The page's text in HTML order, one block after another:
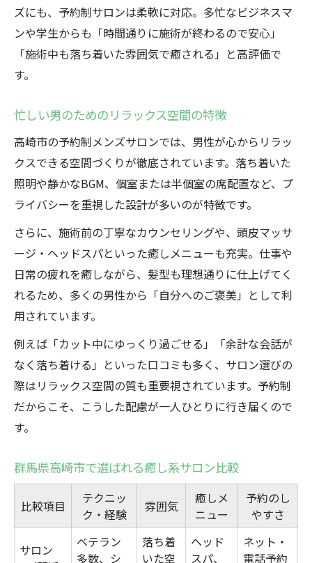
ズにも、予約制サロンは柔軟に対応。多忙なビジネスマ
ンや学生からも「時間通りに施術が終わるので安心」
「施術中も落ち着いた雰囲気で癒される」と高評価で
す。
忙しい男のためのリラックス空間の特徴
高崎市の予約制メンズサロンでは、男性が心からリラッ
クスできる空間づくりが徹底されています。落ち着いた
照明や静かなBGM、個室または半個室の席配置など、プ
ライバシーを重視した設計が多いのが特徴です。
さらに、施術前の丁寧なカウンセリングや、頭皮マッサ
ージ・ヘッドスパといった癒しメニューも充実。仕事や
日常の疲れを癒しながら、髪型も理想通りに仕上げてく
れるため、多くの男性から「自分へのご褒美」として利
用されています。
例えば「カット中にゆっくり過ごせる」「余計な会話が
なく落ち着ける」といった口コミも多く、サロン選びの
際はリラックス空間の質も重要視されています。予約制
だからこそ、こうした配慮が一人ひとりに行き届くので
す。
群馬県高崎市で選ばれる癒し系サロン比較
比較項目
テクニッ
ク・経験
雰囲気
癒しメ
ニュー
予約のし
やすさ
サロン
ベテラン
多数、シ
落ち着
いた空
ヘッド
スパ、
ネット・
電話予約